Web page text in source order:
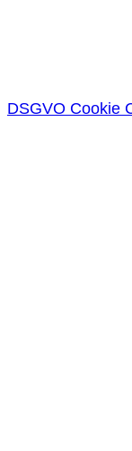
DSGVO Cookie